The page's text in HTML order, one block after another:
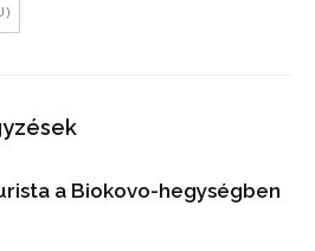
a Biokovo-hegységben